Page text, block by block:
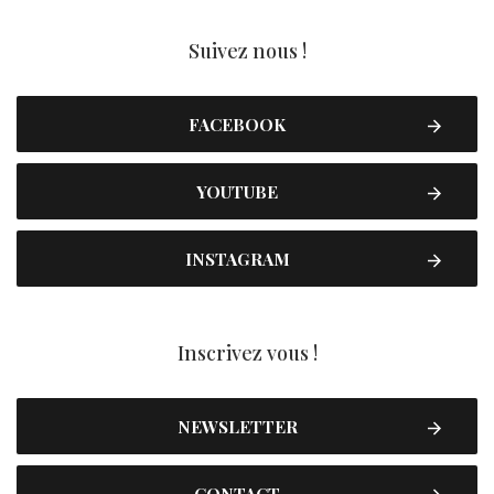
Suivez nous !
FACEBOOK
YOUTUBE
INSTAGRAM
Inscrivez vous !
NEWSLETTER